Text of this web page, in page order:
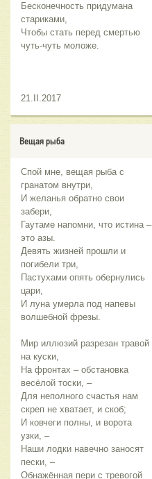
Бесконечность придумана
стариками,
Чтобы стать перед смертью
чуть-чуть моложе.
21.II.2017
Вещая рыба
Спой мне, вещая рыба с
гранатом внутри,
И желанья обратно свои
забери,
Гаутаме напомни, что истина –
это азы.
Девять жизней прошли и
погибели три,
Пастухами опять обернулись
цари,
И луна умерла под напевы
волшебной фрезы.
Мир иллюзий разрезан травой
на куски,
На фронтах – обстановка
весёлой тоски, –
Для неполного счастья нам
скреп не хватает, и скоб;
И ковчеги полны, и ворота
узки, –
Наши лодки навечно заносят
пески, –
Обнажённая пери с тревогой